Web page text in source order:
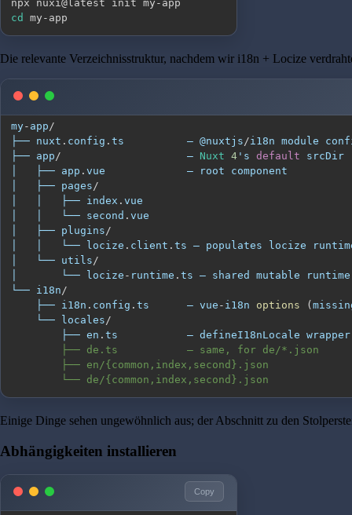
cd
my-app
Die relevante Verzeichnisstruktur, nachdem wir i18n + Locize
my- app/
├── nuxt . config . ts
          — @nuxtjs
/i18n module
├── app/
                    —
Nuxt 4 's default
│   ├── app . vue
│   ├── pages/
│   │   ├── index . vue
│   │   └── second . vue
│   ├── plugins/
│   │   └── locize . client . ts — populates locize
│   └── utils/
│       └── locize - runtime . ts — shared mutable
└── i18n/
    ├── i18n
. config . ts
      — vue
- i18n options (
    └── locales
/
        ├── en
. ts
— defineI18nLocale
        └── de/{common,index,second}.json
Einige Dinge sehen ungewöhnlich aus; der Abschnitt zu den
Abhängigkeiten installieren
Copy